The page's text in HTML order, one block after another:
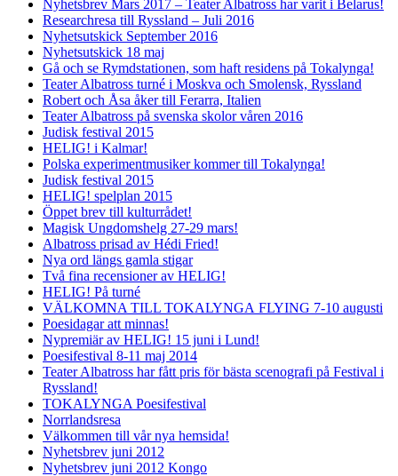
Nyhetsbrev Mars 2017 – Teater Albatross har varit i Belarus!
Researchresa till Ryssland – Juli 2016
Nyhetsutskick September 2016
Nyhetsutskick 18 maj
Gå och se Rymdstationen, som haft residens på Tokalynga!
Teater Albatross turné i Moskva och Smolensk, Ryssland
Robert och Åsa åker till Ferarra, Italien
Teater Albatross på svenska skolor våren 2016
Judisk festival 2015
HELIG! i Kalmar!
Polska experimentmusiker kommer till Tokalynga!
Judisk festival 2015
HELIG! spelplan 2015
Öppet brev till kulturrådet!
Magisk Ungdomshelg 27-29 mars!
Albatross prisad av Hédi Fried!
Nya ord längs gamla stigar
Två fina recensioner av HELIG!
HELIG! På turné
VÄLKOMNA TILL TOKALYNGA FLYING 7-10 augusti
Poesidagar att minnas!
Nypremiär av HELIG! 15 juni i Lund!
Poesifestival 8-11 maj 2014
Teater Albatross har fått pris för bästa scenografi på Festival i
Ryssland!
TOKALYNGA Poesifestival
Norrlandsresa
Välkommen till vår nya hemsida!
Nyhetsbrev juni 2012
Nyhetsbrev juni 2012 Kongo